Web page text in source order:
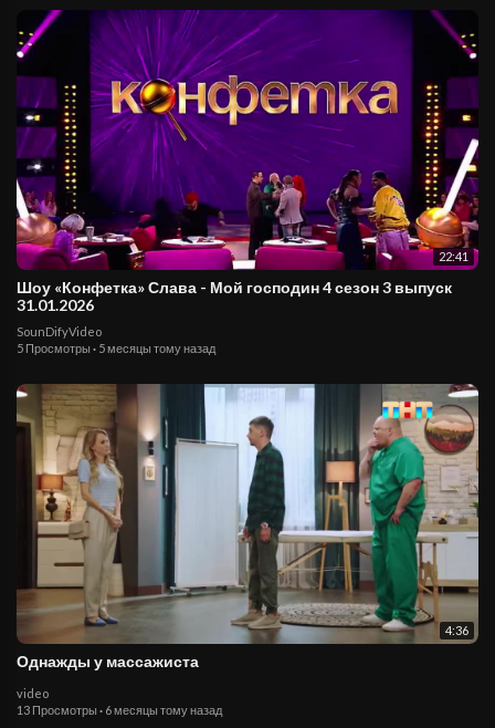
22:41
Шоу «Конфетка» Слава - Мой господин 4 сезон 3 выпуск
31.01.2026
SounDifyVideo
5 Просмотры · 5 месяцы тому назад
4:36
Однажды у массажиста
video
13 Просмотры · 6 месяцы тому назад